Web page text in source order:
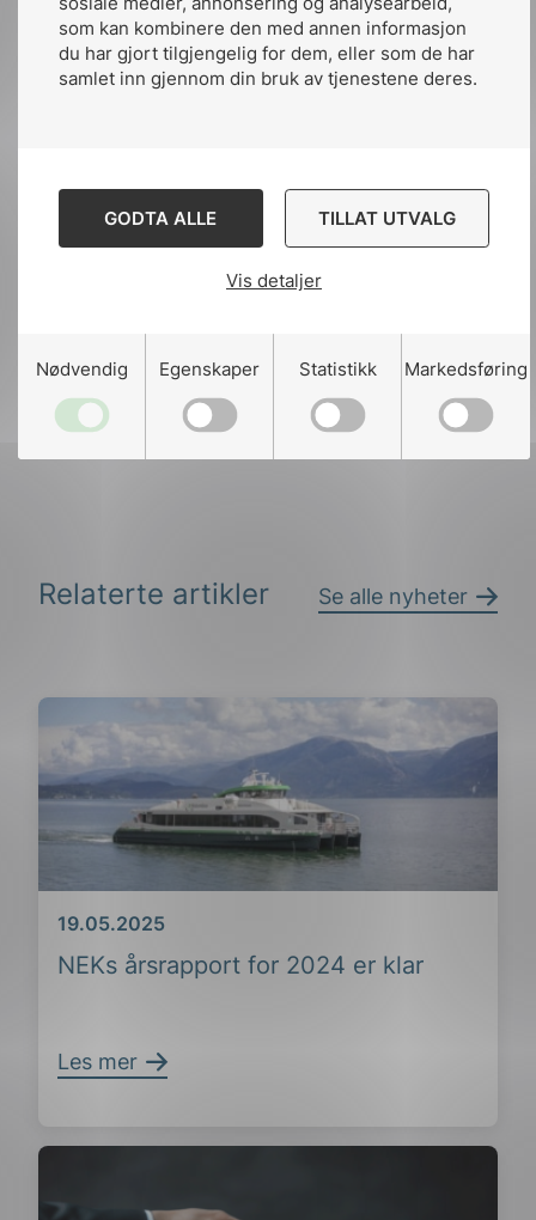
som kan kombinere den med annen informasjon
du har gjort tilgjengelig for dem, eller som de har
samlet inn gjennom din bruk av tjenestene deres.
GODTA ALLE TILLAT UTVALG
Vis detaljer
Nødvendig Egenskaper Statistikk Markedsføring
Publisert av:Leif Aanensen
Publiserte:22. des. 2015
Del artikkelen på:
Del
påLinkedIn
Del
påFacebook
Del
påMail
Relaterte artikler Se alle nyheter
NEKs årsrapport for 2024 er klar
Dato
19.05.2025
Les mer